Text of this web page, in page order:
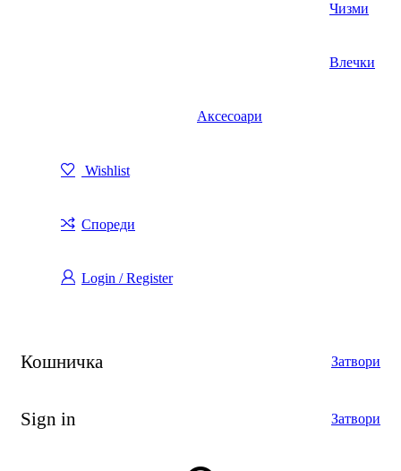
Чизми
Влечки
Аксесоари
Wishlist
Спореди
Login / Register
Кошничка Затвори
Sign in Затвори